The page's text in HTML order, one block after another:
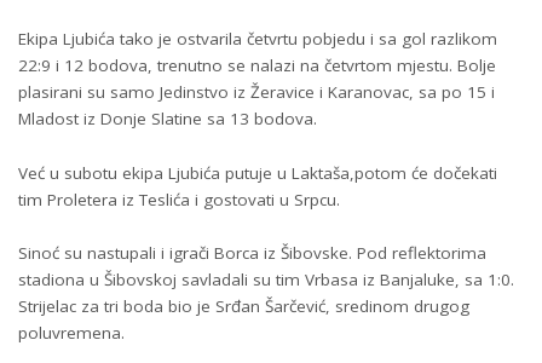
Ekipa Ljubića tako je ostvarila četvrtu pobjedu i sa gol razlikom
22:9 i 12 bodova, trenutno se nalazi na četvrtom mjestu. Bolje
plasirani su samo Jedinstvo iz Žeravice i Karanovac, sa po 15 i
Mladost iz Donje Slatine sa 13 bodova.
Već u subotu ekipa Ljubića putuje u Laktaša,potom će dočekati
tim Proletera iz Teslića i gostovati u Srpcu.
Sinoć su nastupali i igrači Borca iz Šibovske. Pod reflektorima
stadiona u Šibovskoj savladali su tim Vrbasa iz Banjaluke, sa 1:0.
Strijelac za tri boda bio je Srđan Šarčević, sredinom drugog
poluvremena.